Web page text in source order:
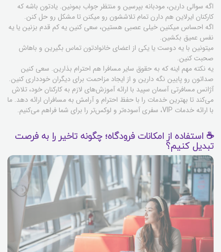
اگه سوالی دارین، مودبانه بپرسین و منتظر جواب بمونین. یادتون باشه که
کارکنان ایرلاین هم دارن تمام تلاششون رو میکنن تا مشکل رو حل کنن.
اگه احساس میکنین خیلی عصبی هستین، سعی کنین یه کم قدم بزنین یا یه
نفس عمیق بکشین.
میتونین با یه دوست یا یکی از اعضای خانوادتون تماس بگیرین و باهاش
صحبت کنین.
یه نکته مهم اینه که به حقوق سایر مسافرا هم احترام بذارین. سعی کنین
صداتون رو پایین نگه دارین و از ایجاد مزاحمت برای دیگران خودداری کنین.
آژانس مسافرتی آسمان سپید با ارائه آموزش‌های لازم به کارکنان خود، تلاش
می‌کند تا بهترین خدمات را با حفظ احترام و آرامش به مسافران ارائه دهد. ما
با ارائه خدمات VIP، سفری آسوده‌تر و لوکس‌تر را برای شما فراهم می‌کنیم.
☕ استفاده از امکانات فرودگاه؛ چگونه تاخیر را به فرصت
تبدیل کنیم؟